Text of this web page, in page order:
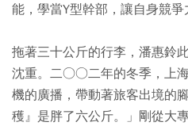
能，學當Y型幹部，讓自身競爭
拖著三十公斤的行李，潘惠鈴
沈重。二○○二年的冬季，上
機的廣播，帶動著旅客出境的
穫』是胖了六公斤。」剛從大